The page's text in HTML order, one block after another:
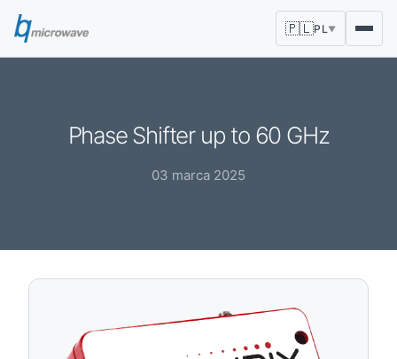
🇵🇱PL ▼
Phase Shifter up to 60 GHz
03 marca 2025